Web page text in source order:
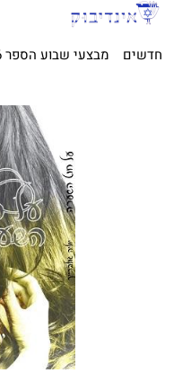
חדשים מבצעי שבוע הספר 2026